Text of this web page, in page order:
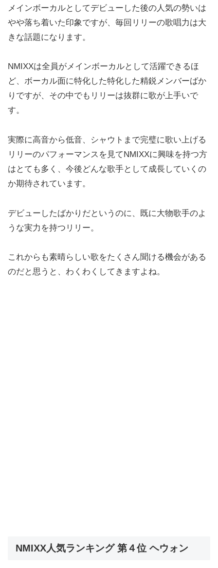
メインボーカルとしてデビューした後の人気の勢いは
やや落ち着いた印象ですが、毎回リリーの歌唱力は大
きな話題になります。
NMIXXは全員がメインボーカルとして活躍できるほ
ど、ボーカル面に特化した特化した精鋭メンバーばか
りですが、その中でもリリーは抜群に歌が上手いで
す。
実際に高音から低音、シャウトまで完璧に歌い上げる
リリーのパフォーマンスを見てNMIXXに興味を持つ方
はとても多く、今後どんな歌手として成長していくの
か期待されています。
デビューしたばかりだというのに、既に大物歌手のよ
うな実力を持つリリー。
これからも素晴らしい歌をたくさん聞ける機会がある
のだと思うと、わくわくしてきますよね。
NMIXX人気ランキング 第４位 ヘウォン